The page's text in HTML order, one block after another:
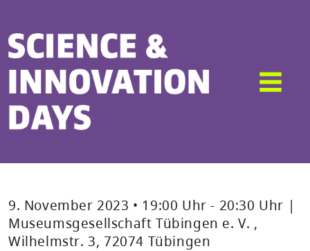
9. November 2023 • 19:00 Uhr - 20:30 Uhr |
Museumsgesellschaft Tübingen e. V. ,
Wilhelmstr. 3, 72074 Tübingen